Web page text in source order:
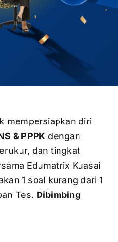
mempersiapkan diri
& PPPK dengan
dan tingkat
Edumatrix Kuasai
1 soal kurang dari 1
Tes. Dibimbing